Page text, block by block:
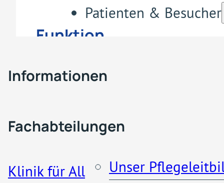
Patienten & Besucher
Informationen
Besucherregelung
Patienteninformationen
Fachabteilungen
Klinik für Allgemein-, Viszeral-,
Unser
Funktion
Stellvertretende
Interdisziplinäre